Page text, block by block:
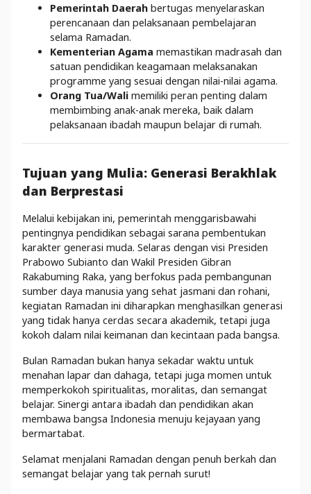
Pemerintah Daerah bertugas menyelaraskan
perencanaan dan pelaksanaan pembelajaran
selama Ramadan.
Kementerian Agama memastikan madrasah dan
satuan pendidikan keagamaan melaksanakan
programme yang sesuai dengan nilai-nilai agama.
Orang Tua/Wali memiliki peran penting dalam
membimbing anak-anak mereka, baik dalam
pelaksanaan ibadah maupun belajar di rumah.
Tujuan yang Mulia: Generasi Berakhlak
dan Berprestasi
Melalui kebijakan ini, pemerintah menggarisbawahi
pentingnya pendidikan sebagai sarana pembentukan
karakter generasi muda. Selaras dengan visi Presiden
Prabowo Subianto dan Wakil Presiden Gibran
Rakabuming Raka, yang berfokus pada pembangunan
sumber daya manusia yang sehat jasmani dan rohani,
kegiatan Ramadan ini diharapkan menghasilkan generasi
yang tidak hanya cerdas secara akademik, tetapi juga
kokoh dalam nilai keimanan dan kecintaan pada bangsa.
Bulan Ramadan bukan hanya sekadar waktu untuk
menahan lapar dan dahaga, tetapi juga momen untuk
memperkokoh spiritualitas, moralitas, dan semangat
belajar. Sinergi antara ibadah dan pendidikan akan
membawa bangsa Indonesia menuju kejayaan yang
bermartabat.
Selamat menjalani Ramadan dengan penuh berkah dan
semangat belajar yang tak pernah surut!